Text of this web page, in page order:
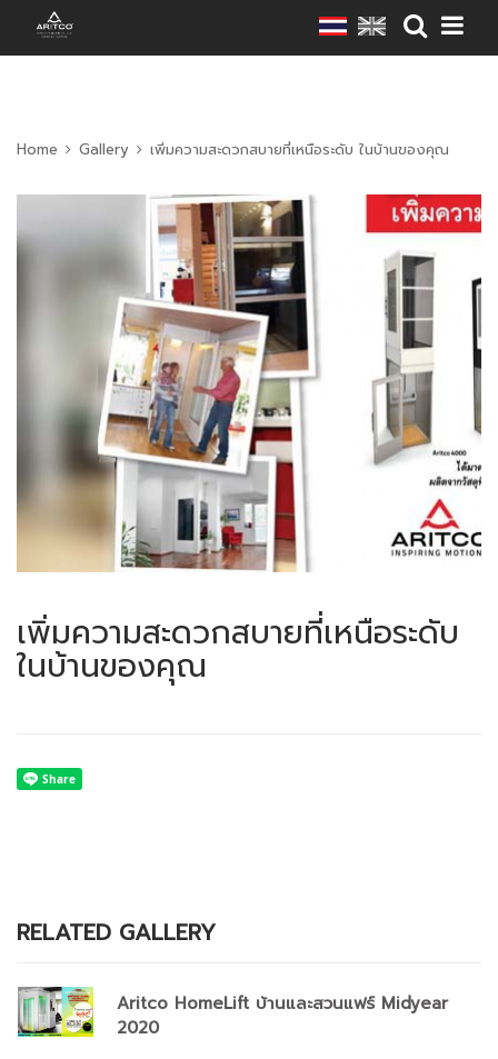
Home Gallery เพิ่มความสะดวกสบายที่เหนือระดับ ในบ้านของคุณ
เพิ่มความสะดวกสบายที่เหนือระดับ
ในบ้านของคุณ
RELATED GALLERY
Aritco HomeLift บ้านและสวนแฟร์ Midyear
2020